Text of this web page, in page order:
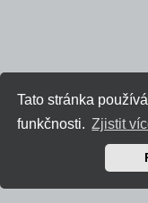
Tato stránka
funkčnosti. Zjistit